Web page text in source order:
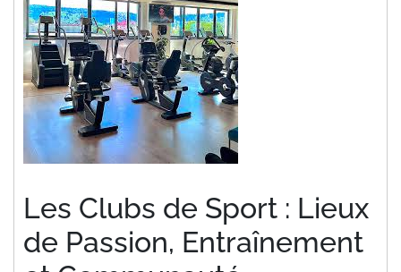
Les Clubs de Sport : Lieux
de Passion, Entraînement